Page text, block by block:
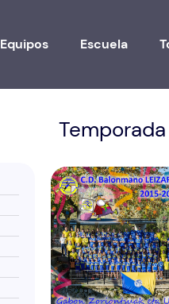
Equipos Escuela